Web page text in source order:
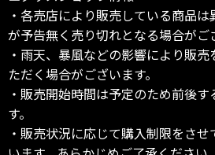
・各売店により販売している商品
が予告無く売り切れとなる場合がご
・雨天、暴風などの影響により販
ただく場合がございます。
・販売開始時間は予定のため前後
す。
・販売状況に応じて購入制限をさ